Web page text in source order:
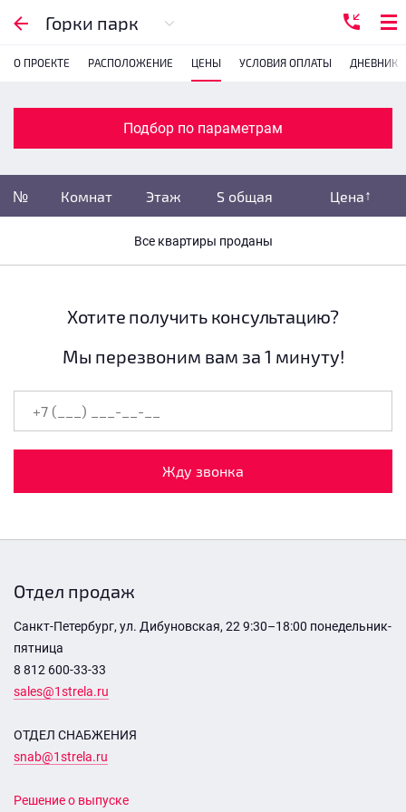
Горки парк
О ПРОЕКТЕ РАСПОЛОЖЕНИЕ ЦЕНЫ УСЛОВИЯ ОПЛАТЫ ДНЕВНИК
Подбор по параметрам
№ Комнат Этаж S общая Цена
Все квартиры проданы
Подбор по параметрам
1
Убрать переуступки
S общая не указана
все этажи
Хотите получить консультацию?
Мы перезвоним вам за 1 минуту!
Жду звонка
Отдел продаж
Санкт-Петербург, ул. Дибуновская, 22 9:30–18:00 понедельник-
пятница
8 812 600-33-33
sales@1strela.ru
ОТДЕЛ СНАБЖЕНИЯ
snab@1strela.ru
Решение о выпуске